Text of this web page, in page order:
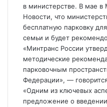
в министерстве. В мае в
Новости, что
бесплатную парковку
семьи и будет
«Минтранс России
методические
парковочным
Федерации», —
«Одним из ключевых
предложение о